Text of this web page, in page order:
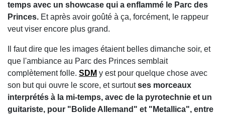
temps avec un showcase qui a enflammé le Parc des
Princes. Et après avoir goûté à ça, forcément, le rappeur
veut viser encore plus grand.
Il faut dire que les images étaient belles dimanche soir, et
que l'ambiance au Parc des Princes semblait
complètement folle. SDM y est pour quelque chose avec
son but qui ouvre le score, et surtoutses morceaux
interprétés à la mi-temps, avec de la pyrotechnie et un
guitariste, pour "Bolide Allemand" et "Metallica", entre